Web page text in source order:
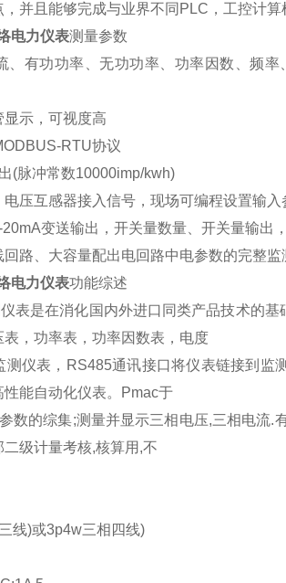
并且能够完成与业界不同PLC，工控计算
电力仪表测量参数
、有功功率、无功功率、功率因数、频
显示，可视度高
RTU协议
出(脉冲常数10000imp/kwh)
电压互感器接入信号，现场可编程设置
20mA变送输出，开关量数量、开关量输
路、大容量配出电回路中电参数的完整监
电力仪表功能综述
表是在消化国内外进口同类产品技术的
，功率表，功率因数表，电度
测仪表，RS485通讯接口将仪表链接到
能自动化仪表。Pmac于
数的综集;测量并显示三相电压,三相电流
级计量考核,核算用,不
线)或3p4w三相四线)